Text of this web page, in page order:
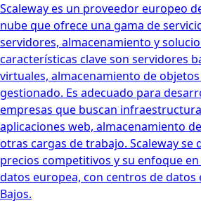
Scaleway es un proveedor europeo
nube que ofrece una gama de
servidores, almacenamiento y
características clave son servidores
virtuales, almacenamiento de
gestionado. Es adecuado para
empresas que buscan
aplicaciones web, almacenamiento
otras cargas de trabajo. Scaleway se
precios competitivos y su enfoque
datos europea, con centros de datos
Bajos.